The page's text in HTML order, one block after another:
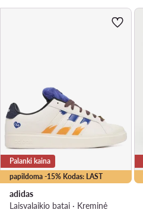
papildoma -15% Kodas: LAST
Palanki kaina
adidas
Laisvalaikio batai · Kreminė